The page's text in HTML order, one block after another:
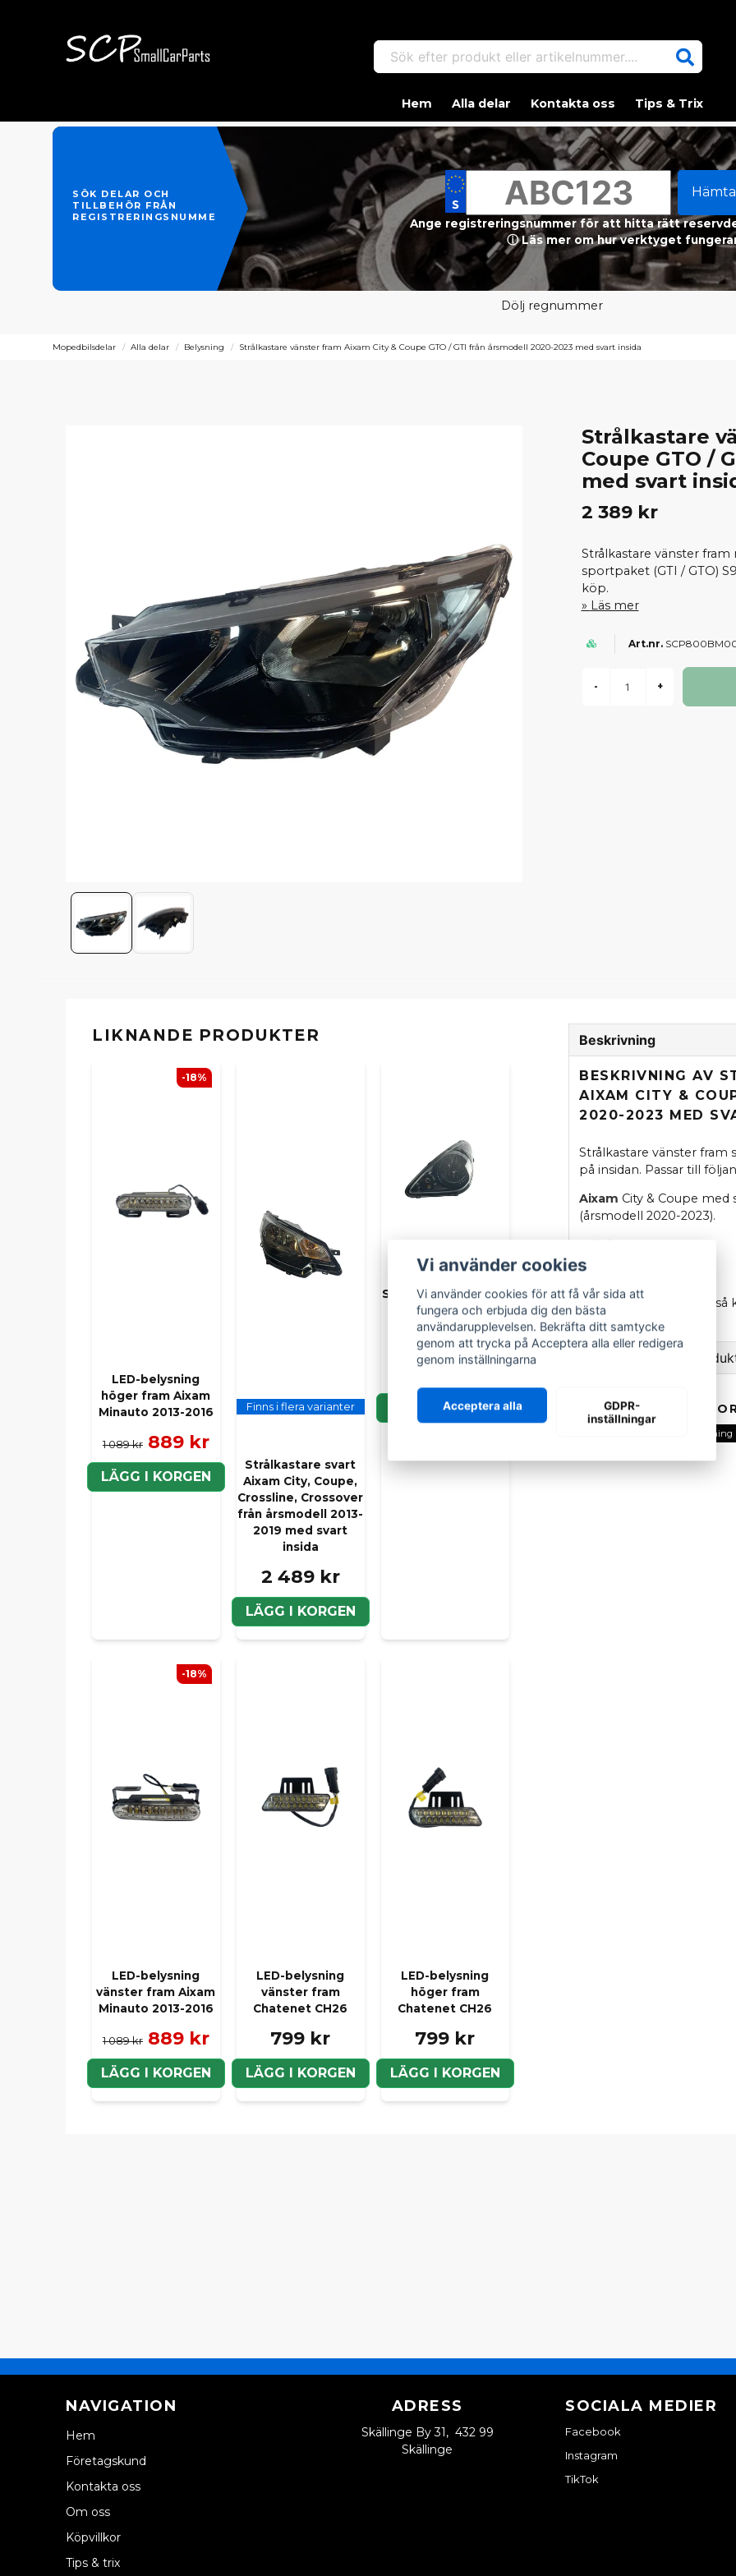
Sök efter produkt eller artikelnummer....
Hem Alla delar Kontakta oss Tips & Trix
SÖK DELAR OCH
TILLBEHÖR FRÅN
REGISTRERINGSNUMMER
Ange registreringsnummer för att hitta rätt
ⓘ Läs mer om hur verktyget
Dölj regnummer
Mopedbilsdelar Alla delar Belysning Strålkastare vänster fram Aixam City & Coupe GTO / GTI från årsmodell 2020-2023 med svart insida
Strålkastare
Coupe GTO /
med svart
2 389 kr
Strålkastare vänster fram
sportpaket (GTI / GTO)
köp.
Läs mer
- +
LIKNANDE PRODUKTER
LED-belysning
höger fram Aixam
Minauto 2013-2016
1 089 kr 889 kr
LÄGG I KORGEN
-18%
Finns i flera varianter
Strålkastare svart
Aixam City, Coupe,
Crossline, Crossover
från årsmodell 2013-
2019 med svart
insida
2 489 kr
LÄGG I KORGEN
Strålkastare vänster
svart Aixam City
GTO Coupe 2010-
2013 Impulsion
1 989 kr
LÄGG I KORGEN
LED-belysning
vänster fram Aixam
Minauto 2013-2016
1 089 kr 889 kr
LÄGG I KORGEN
-18%
LED-belysning
vänster fram
Chatenet CH26
799 kr
LÄGG I KORGEN
LED-belysning
höger fram
Chatenet CH26
799 kr
LÄGG I KORGEN
Beskrivning
BESKRIVNING AV
AIXAM CITY &
2020-2023 MED
Strålkastare vänster fram
på insidan. Passar till
Aixam City & Coupe med
(årsmodell 2020-2023).
Originaldel
OEM
OBS. Finns 2 varianter,
insida som denna.
Ställ en fråga om
Fråga oss om denna
RELATERADE
Belysning
NAVIGATION
Hem
Företagskund
Kontakta oss
Om oss
Köpvillkor
Tips & trix
ADRESS
Skällinge By 31, 432 99
Skällinge
SOCIALA MEDIER
Facebook
Instagram
TikTok
Vi använder cookies
Vi använder cookies för att få vår sida att
fungera och erbjuda dig den bästa
användarupplevelsen. Bekräfta ditt samtycke
genom att trycka på Acceptera alla eller redigera
genom inställningarna
Acceptera alla
GDPR-
inställningar